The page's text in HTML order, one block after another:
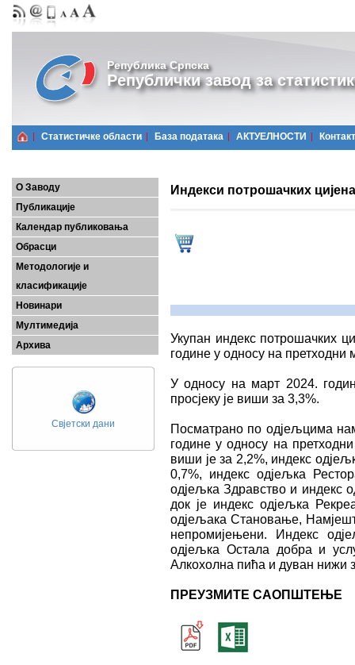
Република Српска
Републички завод за
Статистичке области Базa података АКТУЕЛНОСТИ Контакт
О Заводу
Публикације
Календар публиковања
Обрасци
Методологије и
класификације
Новинари
Мултимедија
Архива
Свјетски дани
Индекси потрошачких
Укупан индекс потрошачких
године у односу на претходни
У односу на март 2024.
просјеку је виши за 3,3%.
Посматрано по одјељцима
године у односу на
виши је за 2,2%, индекс
0,7%, индекс одјељка
одјељка Здравство и индекс
док је индекс одјељка
одјељака Становање,
непромијењени. Индекс
одјељка Остала добра и
Алкохолна пића и дуван нижи
ПРЕУЗМИТЕ САОПШТЕЊЕ